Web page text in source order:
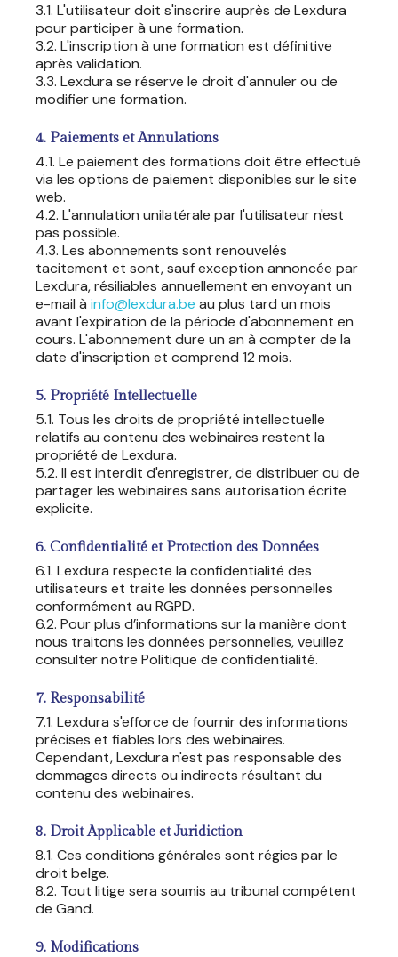
3.1. L'utilisateur doit s'inscrire auprès de Lexdura
pour participer à une formation.
3.2. L'inscription à une formation est définitive
après validation.
3.3. Lexdura se réserve le droit d'annuler ou de
modifier une formation.
4. Paiements et Annulations
4.1. Le paiement des formations doit être effectué
via les options de paiement disponibles sur le site
web.
4.2. L'annulation unilatérale par l'utilisateur n'est
pas possible.
4.3. Les abonnements sont renouvelés
tacitement et sont, sauf exception annoncée par
Lexdura, résiliables annuellement en envoyant un
e-mail à info@lexdura.be au plus tard un mois
avant l'expiration de la période d'abonnement en
cours. L'abonnement dure un an à compter de la
date d'inscription et comprend 12 mois.
5. Propriété Intellectuelle
5.1. Tous les droits de propriété intellectuelle
relatifs au contenu des webinaires restent la
propriété de Lexdura.
5.2. Il est interdit d'enregistrer, de distribuer ou de
partager les webinaires sans autorisation écrite
explicite.
6. Confidentialité et Protection des Données
6.1. Lexdura respecte la confidentialité des
utilisateurs et traite les données personnelles
conformément au RGPD.
6.2. Pour plus d’informations sur la manière dont
nous traitons les données personnelles, veuillez
consulter notre Politique de confidentialité.
7. Responsabilité
7.1. Lexdura s'efforce de fournir des informations
précises et fiables lors des webinaires.
Cependant, Lexdura n'est pas responsable des
dommages directs ou indirects résultant du
contenu des webinaires.
8. Droit Applicable et Juridiction
8.1. Ces conditions générales sont régies par le
droit belge.
8.2. Tout litige sera soumis au tribunal compétent
de Gand.
9. Modifications